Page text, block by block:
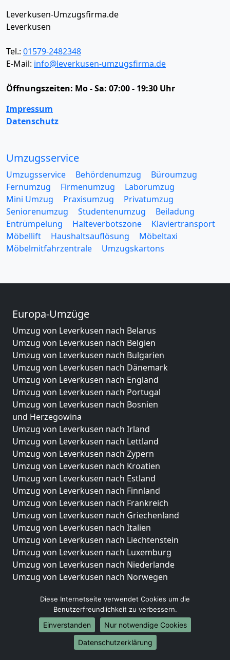
Leverkusen-Umzugsfirma.de
Leverkusen
Tel.: 01579-2482348
E-Mail: info@leverkusen-umzugsfirma.de
Öffnungszeiten: Mo - Sa: 07:00 - 19:30 Uhr
Impressum
Datenschutz
Umzugsservice
Umzugsservice Behördenumzug
Büroumzug
Fernumzug
Firmenumzug
Laborumzug
Mini Umzug
Praxisumzug
Privatumzug
Seniorenumzug
Studentenumzug
Beiladung
Entrümpelung
Halteverbotszone
Klaviertransport
Möbellift
Haushaltsauflösung
Möbeltaxi
Möbelmitfahrzentrale
Umzugskartons
Europa-Umzüge
Umzug von Leverkusen nach Belarus
Umzug von Leverkusen nach Belgien
Umzug von Leverkusen nach Bulgarien
Umzug von Leverkusen nach Dänemark
Umzug von Leverkusen nach England
Umzug von Leverkusen nach Portugal
Umzug von Leverkusen nach Bosnien
und Herzegowina
Umzug von Leverkusen nach Irland
Umzug von Leverkusen nach Lettland
Umzug von Leverkusen nach Zypern
Umzug von Leverkusen nach Kroatien
Umzug von Leverkusen nach Estland
Umzug von Leverkusen nach Finnland
Umzug von Leverkusen nach Frankreich
Umzug von Leverkusen nach Griechenland
Umzug von Leverkusen nach Italien
Umzug von Leverkusen nach Liechtenstein
Umzug von Leverkusen nach Luxemburg
Umzug von Leverkusen nach Niederlande
Umzug von Leverkusen nach Norwegen
Umzüge-Deutschlandweit
Umzug von Leverkusen nach Berlin
Umzug von Leverkusen nach Hamburg
Umzug von Leverkusen nach München
Umzug von Leverkusen nach Köln
Diese Internetseite verwendet Cookies um die
Benutzerfreundlichkeit zu verbessern.
Einverstanden
Nur notwendige Cookies
Datenschutzerklärung